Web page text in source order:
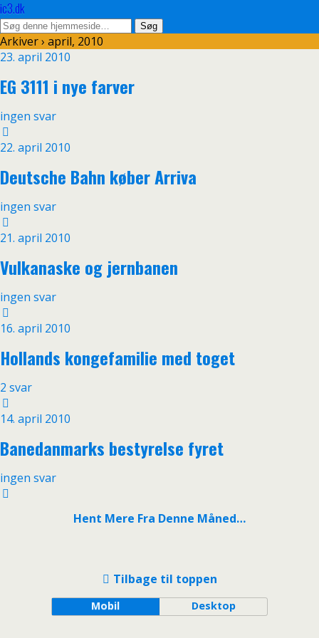
ic3.dk
Arkiver › april, 2010
23. april 2010
EG 3111 i nye farver
ingen svar
22. april 2010
Deutsche Bahn køber Arriva
ingen svar
21. april 2010
Vulkanaske og jernbanen
ingen svar
16. april 2010
Hollands kongefamilie med toget
2 svar
14. april 2010
Banedanmarks bestyrelse fyret
ingen svar
Hent Mere Fra Denne Måned…
Tilbage til toppen
Mobil Desktop